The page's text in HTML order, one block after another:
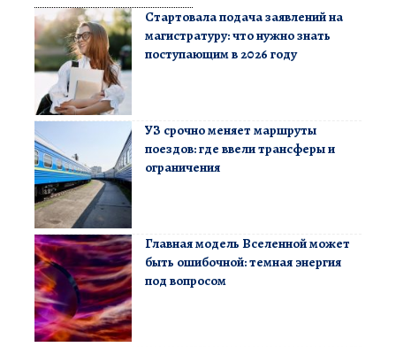
Стартовала подача заявлений на
магистратуру: что нужно знать
поступающим в 2026 году
УЗ срочно меняет маршруты
поездов: где ввели трансферы и
ограничения
Главная модель Вселенной может
быть ошибочной: темная энергия
под вопросом